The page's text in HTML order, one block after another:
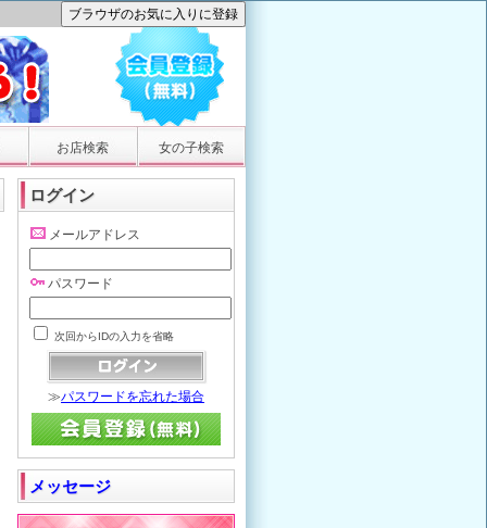
お店検索 女の子検索
ログイン
メールアドレス
パスワード
次回からIDの入力を省略
≫パスワードを忘れた場合
メッセージ